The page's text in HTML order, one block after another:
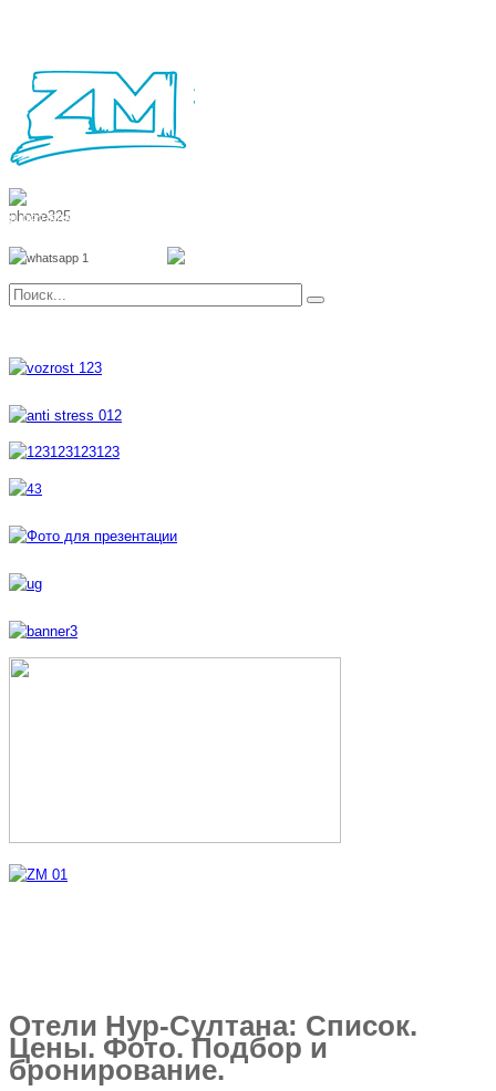
8 962 888 51 55
Отели Нур-Султана: Список.
Цены. Фото. Подбор и
бронирование.